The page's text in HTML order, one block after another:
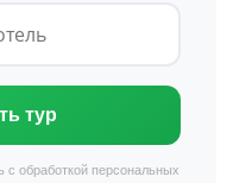
тур
с обработкой персональных